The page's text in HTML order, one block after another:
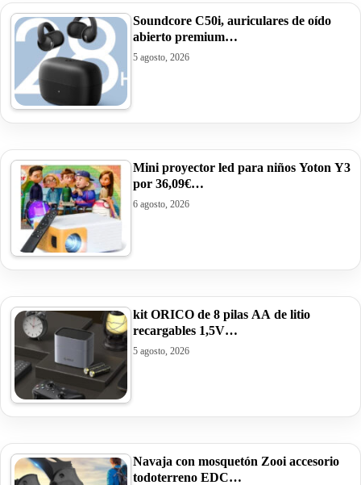
Soundcore C50i, auriculares de oído
abierto premium…
5 agosto, 2026
Mini proyector led para niños Yoton Y3
por 36,09€…
6 agosto, 2026
kit ORICO de 8 pilas AA de litio
recargables 1,5V…
5 agosto, 2026
Navaja con mosquetón Zooi accesorio
todoterreno EDC…